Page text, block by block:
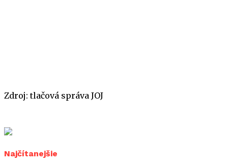
Zdroj: tlačová správa JOJ
Najčítanejšie